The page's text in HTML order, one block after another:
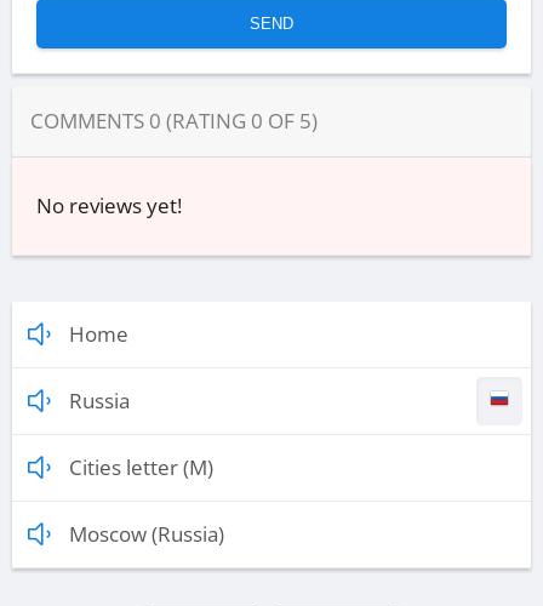
COMMENTS 0 (RATING 0 OF 5)
No reviews yet!
Home
Russia
Cities letter (M)
Moscow (Russia)